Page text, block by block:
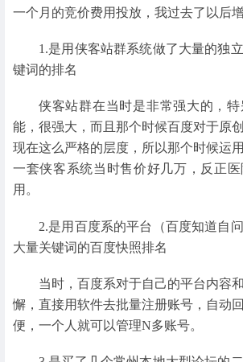
一个月的竞价费用投放，我过去了以后
1.是用侠客站群系统做了大量的独
键词的排名
侠客站群在当时是非常强大的，
能，很强大，而且那个时候百度对于原
现在这么严格的层度，所以那个时候运
一套侠客系统当时售价好几万，反正
用。
2.是用百度系的平台（百度知道自
大量关键词的百度快照排名
当时，百度系对于自己的平台内容
懈，直接用软件去批量注册账号，自动
便，一个人就可以管理N多账号。